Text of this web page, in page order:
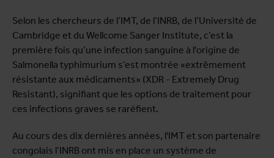
Selon les chercheurs de l’IMT, de l’INRB, de l’Université de
Cambridge et du Wellcome Sanger Institute, c’est la
première fois qu’une infection sanguine à l'origine de
Salmonella typhimurium s’est montrée «extrêmement
résistante aux médicaments» (XDR - Extremely Drug
Resistant), signifiant que les options de traitement pour
ces infections graves se raréfient.
Au cours des dix dernières années, l'IMT et son partenaire
congolais l’INRB ont mis en place un système de